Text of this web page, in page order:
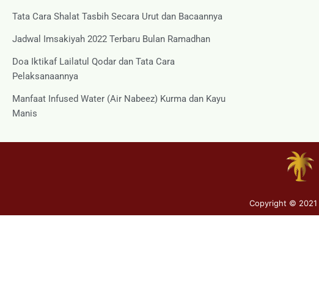
Tata Cara Shalat Tasbih Secara Urut dan Bacaannya
Jadwal Imsakiyah 2022 Terbaru Bulan Ramadhan
Doa Iktikaf Lailatul Qodar dan Tata Cara
Pelaksanaannya
Manfaat Infused Water (Air Nabeez) Kurma dan Kayu
Manis
Copyright © 2021